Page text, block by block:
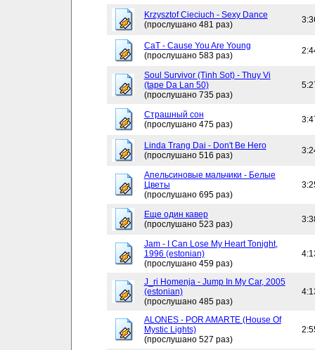
Krzysztof Cieciuch - Sexy Dance
(прослушано 481 раз)
CaT - Cause You Are Young
(прослушано 583 раз)
Soul Survivor (Tinh Sot) - Thuy Vi
(tape Da Lan 50)
(прослушано 735 раз)
Страшный сон
(прослушано 475 раз)
Linda Trang Dai - Don't Be Hero
(прослушано 516 раз)
Апельсиновые мальчики - Белые
Цветы
(прослушано 695 раз)
Еще один кавер
(прослушано 523 раз)
Jam - I Can Lose My Heart Tonight,
1996 (estonian)
(прослушано 459 раз)
J_ri Homenja - Jump In My Car, 2005
(estonian)
(прослушано 485 раз)
ALONES - POR AMARTE (House Of
Mystic Lights)
(прослушано 527 раз)